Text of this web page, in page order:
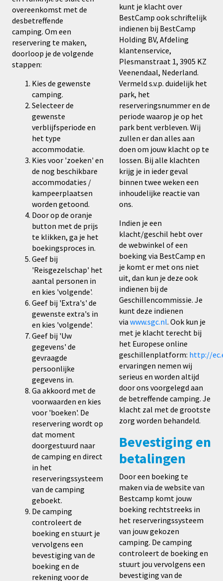
overeenkomst met de
desbetreffende
camping. Om een
reservering te maken,
doorloop je de volgende
stappen:
Kies de gewenste
camping.
Selecteer de
gewenste
verblijfsperiode en
het type
accommodatie.
Kies voor 'zoeken' en
de nog beschikbare
accommodaties /
kampeerplaatsen
worden getoond.
Door op de oranje
button met de prijs
te klikken, ga je het
boekingsproces in.
Geef bij
'Reisgezelschap' het
aantal personen in
en kies 'volgende'.
Geef bij 'Extra's' de
gewenste extra's in
en kies 'volgende'.
Geef bij 'Uw
gegevens' de
gevraagde
persoonlijke
gegevens in.
Ga akkoord met de
voorwaarden en kies
voor 'boeken'. De
reservering wordt op
dat moment
doorgestuurd naar
de camping en direct
in het
reserveringssysteem
van de camping
geboekt.
De camping
controleert de
boeking en stuurt je
vervolgens een
bevestiging van de
boeking en de
rekening voor de
kunt je klacht over
BestCamp ook schriftelijk
indienen bij BestCamp
Holding BV, Afdeling
klantenservice,
Plesmanstraat 1, 3905 KZ
Veenendaal, Nederland.
Vermeld s.v.p. duidelijk het
park, het
reserveringsnummer en de
periode waarop je op het
park bent verbleven. Wij
zullen er dan alles aan
doen om jouw klacht op te
lossen. Bij alle klachten
krijg je in ieder geval
binnen twee weken een
inhoudelijke reactie van
ons.
Indien je een
klacht/geschil hebt over
de webwinkel of een
boeking via BestCamp en
je komt er met ons niet
uit, dan kun je deze ook
indienen bij de
Geschillencommissie. Je
kunt deze indienen
via www.sgc.nl. Ook kun je
met je klacht terecht bij
het Europese online
geschillenplatform: http://
ervaringen nemen wij
serieus en worden altijd
door ons voorgelegd aan
de betreffende camping. Je
klacht zal met de grootste
zorg worden behandeld.
Bevestiging en
betalingen
Door een boeking te
maken via de website van
Bestcamp komt jouw
boeking rechtstreeks in
het reserveringssysteem
van jouw gekozen
camping. De camping
controleert de boeking en
stuurt jou vervolgens een
bevestiging van de